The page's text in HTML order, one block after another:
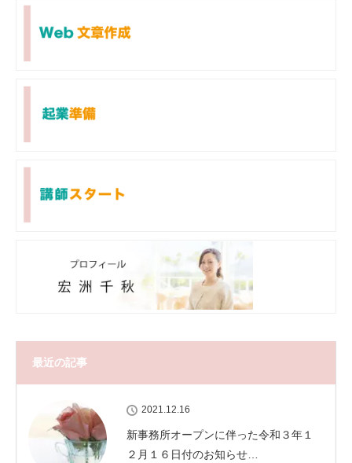
最近の記事
2021.12.16
新事務所オープンに伴った令和３年１
２月１６日付のお知らせ…